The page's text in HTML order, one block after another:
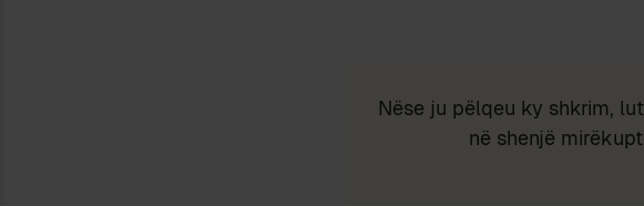
Nëse ju pëlqeu ky shkrim,
në shenjë